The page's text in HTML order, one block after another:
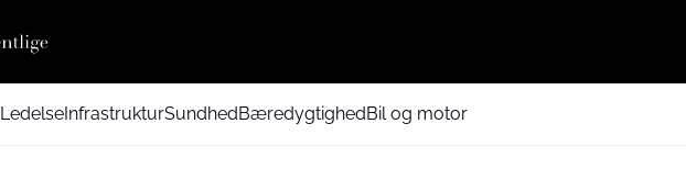
LedelseInfrastrukturSundhedBæredygtighedBil og motor